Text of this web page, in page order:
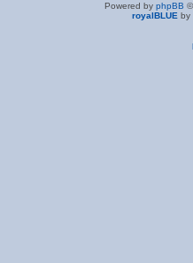
Powered by phpBB
royalBLUE by